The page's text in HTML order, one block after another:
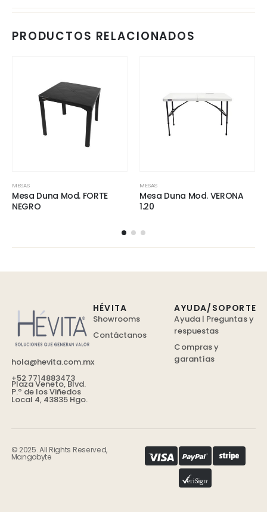
PRODUCTOS RELACIONADOS
MESAS
Mesa Duna Mod. FORTE
NEGRO
MESAS
Mesa Duna Mod. VERONA
1.20
hola@hevita.com.mx
+52 7714883473
Plaza Veneto, Blvd.
P.º de los Viñedos
Local 4, 43835 Hgo.
HÉVITA
Showrooms
Contáctanos
AYUDA/SOPORTE
Ayuda | Preguntas y
respuestas
Compras y
garantías
© 2025. All Rights Reserved,
Mangobyte